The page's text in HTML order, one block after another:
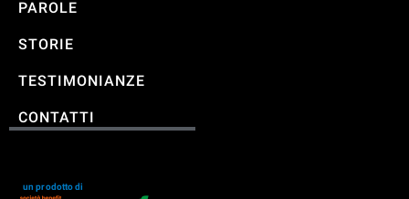
PAROLE
STORIE
TESTIMONIANZE
CONTATTI
un prodotto di